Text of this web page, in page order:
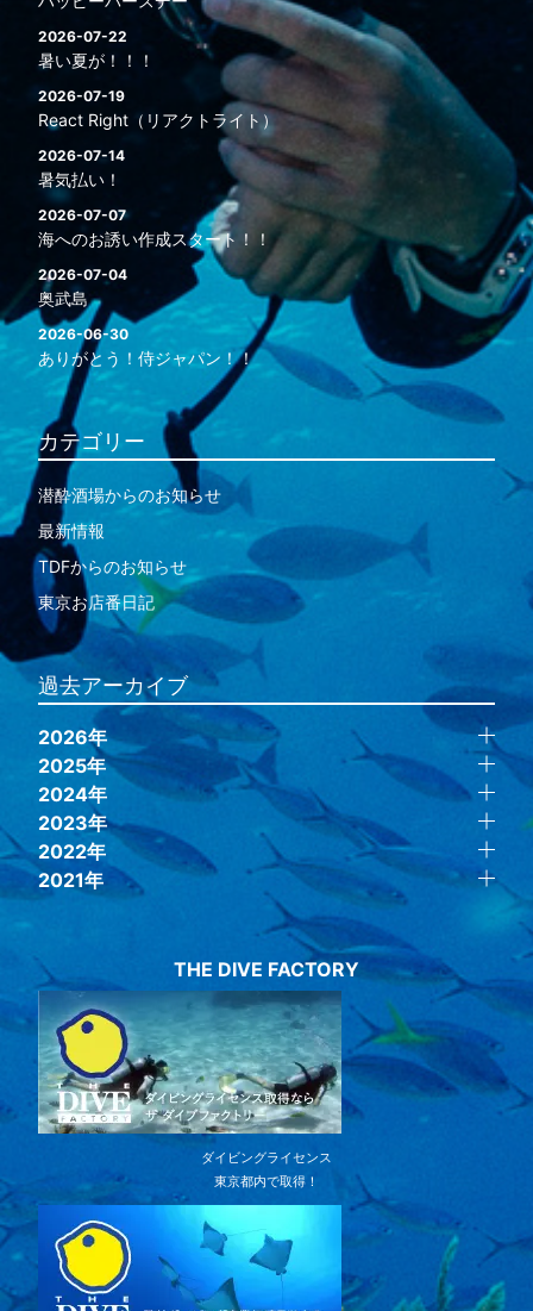
2026-07-22
暑い夏が！！！
2026-07-19
React Right（リアクトライト）
2026-07-14
暑気払い！
2026-07-07
海へのお誘い作成スタート！！
2026-07-04
奥武島
2026-06-30
ありがとう！侍ジャパン！！
カテゴリー
潜酔酒場からのお知らせ
最新情報
TDFからのお知らせ
東京お店番日記
過去アーカイブ
2026年
2025年
2024年
2023年
2022年
2021年
THE DIVE FACTORY
ダイビングライセンス
東京都内で取得！